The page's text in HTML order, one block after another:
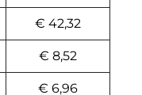
€ 42,32
€ 8,52
€ 6,96